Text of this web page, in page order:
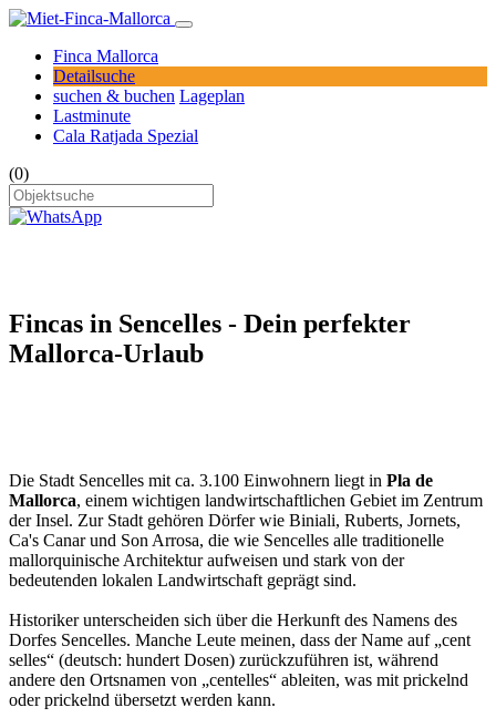
Finca Mallorca
Detailsuche
suchen & buchen Lageplan
Lastminute
Cala Ratjada Spezial
(0)
Fincas in Sencelles - Dein perfekter
Mallorca-Urlaub
Die Stadt Sencelles mit ca. 3.100 Einwohnern liegt in Pla de
Mallorca, einem wichtigen landwirtschaftlichen Gebiet im Zentrum
der Insel. Zur Stadt gehören Dörfer wie Biniali, Ruberts, Jornets,
Ca's Canar und Son Arrosa, die wie Sencelles alle traditionelle
mallorquinische Architektur aufweisen und stark von der
bedeutenden lokalen Landwirtschaft geprägt sind.
Historiker unterscheiden sich über die Herkunft des Namens des
Dorfes Sencelles. Manche Leute meinen, dass der Name auf „cent
selles“ (deutsch: hundert Dosen) zurückzuführen ist, während
andere den Ortsnamen von „centelles“ ableiten, was mit prickelnd
oder prickelnd übersetzt werden kann.